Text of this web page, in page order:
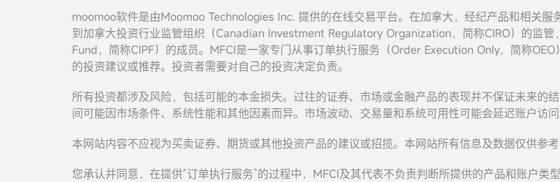
moomoo软件是由Moomoo Technologies Inc. 提供的在线交易平台。在加拿大，经纪产品和相关
到加拿大投资行业监管组织（Canadian Investment Regulatory Organization，简称CIRO）的监
Fund，简称CIPF）的成员。MFCI是一家专门从事订单执行服务（Order Execution Only，简称
的投资建议或推荐。投资者需要对自己的投资决定负责。
所有投资都涉及风险，包括可能的本金损失。过往的证券、市场或金融产品的表现并不保证未来的
间可能因市场条件、系统性能和其他因素而异。市场波动、交易量和系统可用性可能会延迟账户访问
本网站内容不应视为买卖证券、期货或其他投资产品的建议或招揽。本网站所有信息及数据仅供参
您承认并同意，在提供“订单执行服务”的过程中，MFCI及其代表不负责判断所提供的产品和账户